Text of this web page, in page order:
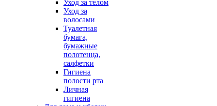
Уход за телом
Уход за
волосами
Туалетная
бумага,
бумажные
полотенца,
салфетки
Гигиена
полости рта
Личная
гигиена